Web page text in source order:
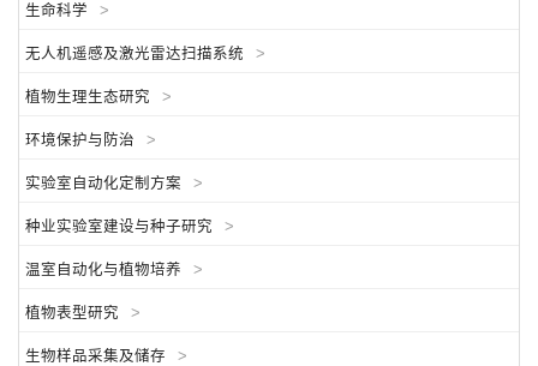
生命科学 >
无人机遥感及激光雷达扫描系统 >
植物生理生态研究 >
环境保护与防治 >
实验室自动化定制方案 >
种业实验室建设与种子研究 >
温室自动化与植物培养 >
植物表型研究 >
生物样品采集及储存 >